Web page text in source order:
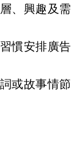
、興趣及需
慣安排廣告
或故事情節